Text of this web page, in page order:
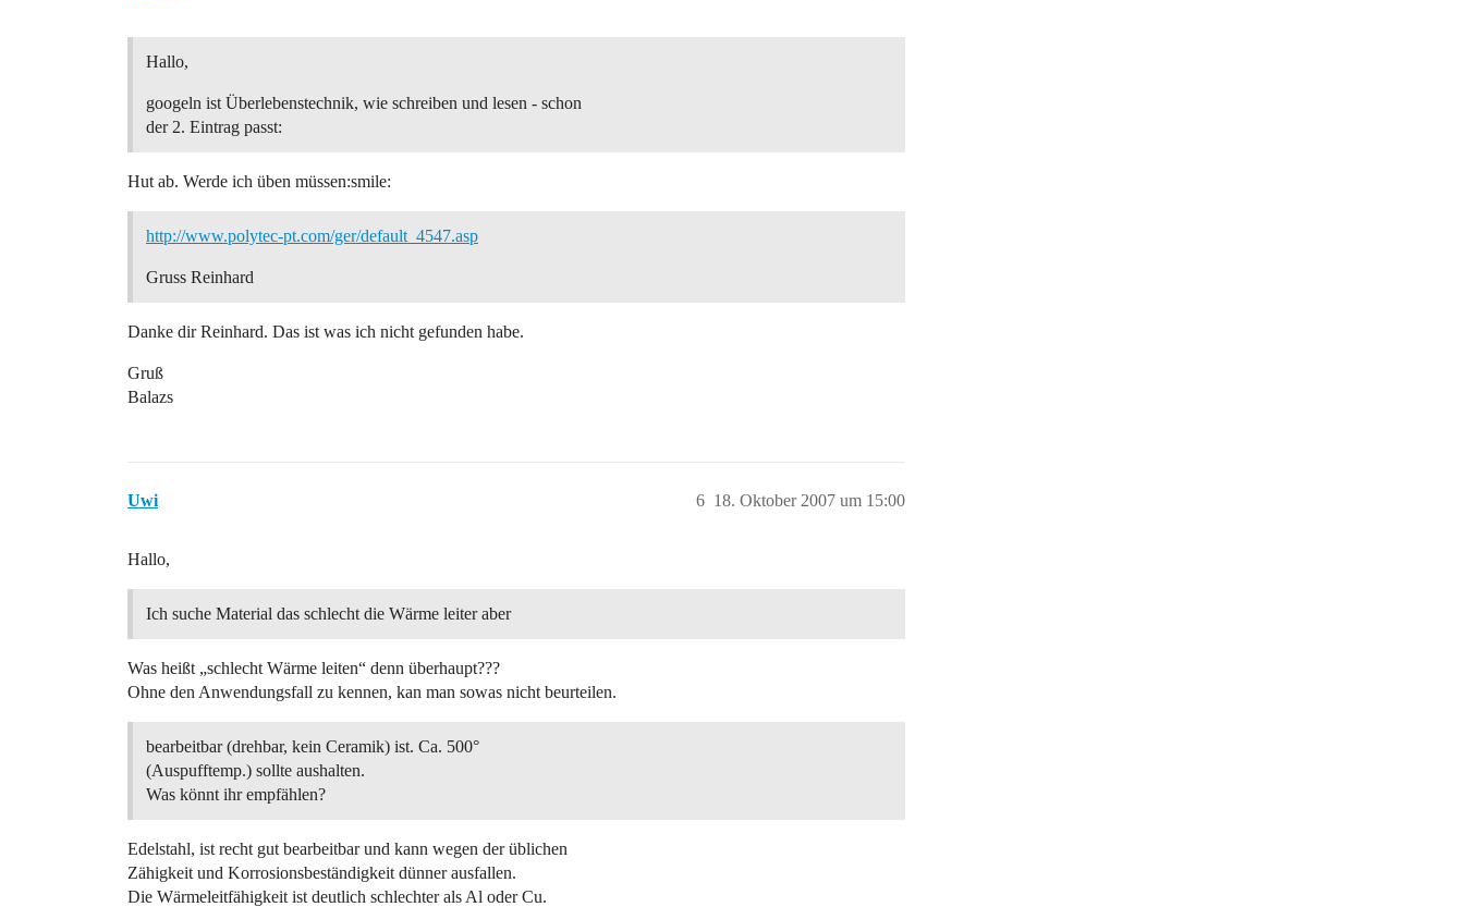
Hallo,
googeln ist Überlebenstechnik, wie schreiben und lesen - schon
der 2. Eintrag passt:
Hut ab. Werde ich üben müssen:smile:
http://www.polytec-pt.com/ger/default_4547.asp
Gruss Reinhard
Danke dir Reinhard. Das ist was ich nicht gefunden habe.
Gruß
Balazs
Uwi 18. Oktober 2007 um 15:00
6
Hallo,
Ich suche Material das schlecht die Wärme leiter aber
Was heißt „schlecht Wärme leiten“ denn überhaupt???
Ohne den Anwendungsfall zu kennen, kan man sowas nicht beurteilen.
bearbeitbar (drehbar, kein Ceramik) ist. Ca. 500°
(Auspufftemp.) sollte aushalten.
Was könnt ihr empfählen?
Edelstahl, ist recht gut bearbeitbar und kann wegen der üblichen
Zähigkeit und Korrosionsbeständigkeit dünner ausfallen.
Die Wärmeleitfähigkeit ist deutlich schlechter als Al oder Cu.